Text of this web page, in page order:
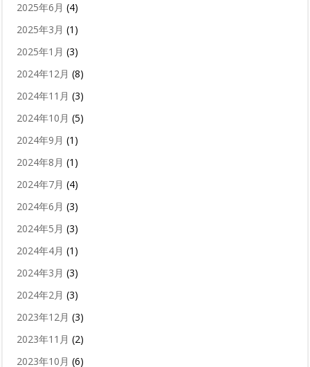
2025年6月 (4)
2025年3月 (1)
2025年1月 (3)
2024年12月 (8)
2024年11月 (3)
2024年10月 (5)
2024年9月 (1)
2024年8月 (1)
2024年7月 (4)
2024年6月 (3)
2024年5月 (3)
2024年4月 (1)
2024年3月 (3)
2024年2月 (3)
2023年12月 (3)
2023年11月 (2)
2023年10月 (6)